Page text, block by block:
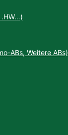
.HW…)
ABs, Weitere ABs)